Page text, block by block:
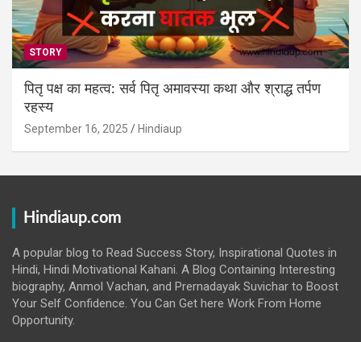
STORY
पितृ पक्ष का महत्व: सर्व पितृ अमावस्या कथा और श्राद्ध तर्पण
रहस्य
September 16, 2025 Hindiaup
Hindiaup.com
A popular blog to Read Success Story, Inspirational Quotes in
Hindi, Hindi Motivational Kahani. A Blog Containing Interesting
biography, Anmol Vachan, and Prernadayak Suvichar to Boost
Your Self Confidence. You Can Get here Work From Home
Opportunity.